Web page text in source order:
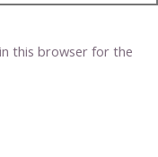
this browser for the